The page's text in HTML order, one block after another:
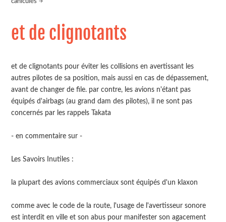
et de clignotants
et de clignotants pour éviter les collisions en avertissant les
autres pilotes de sa position, mais aussi en cas de dépassement,
avant de changer de file. par contre, les avions n'étant pas
équipés d'airbags (au grand dam des pilotes), il ne sont pas
concernés par les rappels Takata
- en commentaire sur -
Les Savoirs Inutiles :
la plupart des avions commerciaux sont équipés d'un klaxon
comme avec le code de la route, l'usage de l'avertisseur sonore
est interdit en ville et son abus pour manifester son agacement